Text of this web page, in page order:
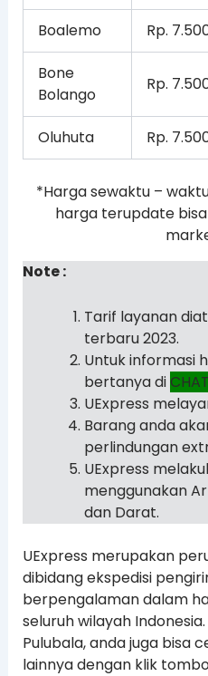
Boalemo Rp.
Bone
Bolango
Rp.
Oluhuta Rp.
*Harga sewaktu –
harga terupdate
Note :
Tarif layanan
terbaru 2023.
Untuk informasi
bertanya diCHAT
UExpress
Barang anda
perlindungan
UExpress
menggunakan
dan Darat.
UExpress merupakan
dibidang ekspedisi
berpengalaman dalam
seluruh wilayah
Pulubala, anda juga bisa
lainnya dengan klik